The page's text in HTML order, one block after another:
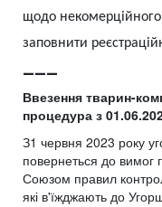
щодо
заповнити
___
Ввезення тварин-
процедура з
З1 червня 2023 року
повернеться до вимог
Союзом правил
які в'їжджають до